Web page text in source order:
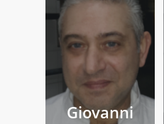
Giovanni